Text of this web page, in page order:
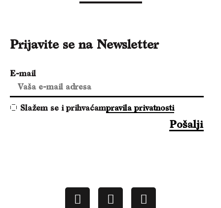
Prijavite se na Newsletter
E-mail
Slažem se i prihvaćampravila privatnosti